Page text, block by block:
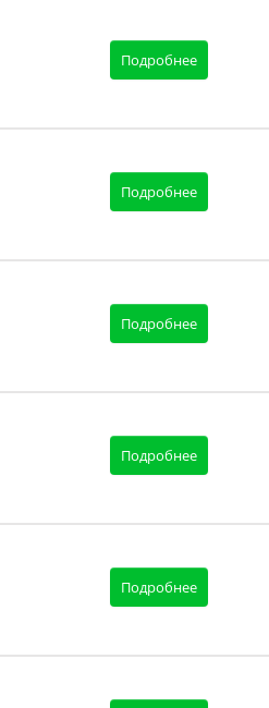
Подробнее
Подробнее
Подробнее
Подробнее
Подробнее